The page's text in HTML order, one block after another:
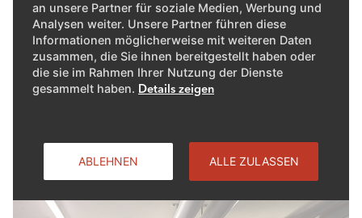
an unsere Partner für soziale Medien, Werbung und
Analysen weiter. Unsere Partner führen diese
Informationen möglicherweise mit weiteren Daten
zusammen, die Sie ihnen bereitgestellt haben oder
die sie im Rahmen Ihrer Nutzung der Dienste
gesammelt haben. Details zeigen
ABLEHNEN ALLE ZULASSEN
mit Technik vollgestopfter Raum erschien, zeigt sich die
neue Anlage aufgeräumt und übersichtlich. «Die
sorgfältige Nutzung des Raums gefällt mir sehr gut.
Unsere Monteure haben zudem eine grosse Liebe zum
Detail an den Tag gelegt. Das ist auch richtig, denn die